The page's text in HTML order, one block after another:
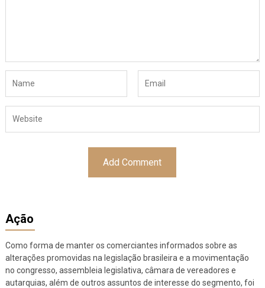
Ação
Como forma de manter os comerciantes informados sobre as
alterações promovidas na legislação brasileira e a movimentação
no congresso, assembleia legislativa, câmara de vereadores e
autarquias, além de outros assuntos de interesse do segmento, foi